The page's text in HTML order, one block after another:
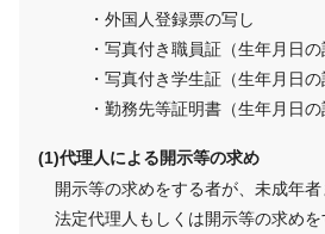
・外国人登録票の写し
・写真付き職員証（生年月日の
・写真付き学生証（生年月日の
・勤務先等証明書（生年月日の
代理人による開示等の求め
開示等の求めをする者が、未成年
法定代理人もしくは開示等の求め